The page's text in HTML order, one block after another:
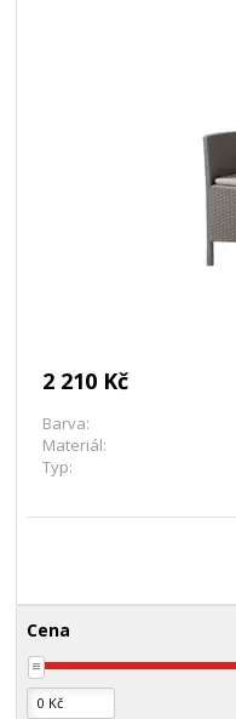
2 210 Kč
Barva:
Materiál:
Typ:
Cena